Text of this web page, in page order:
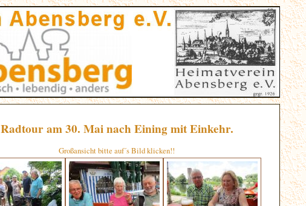
Radtour am 30. Mai nach Eining mit Einkehr.
Großansicht bitte auf´s Bild klicken!!